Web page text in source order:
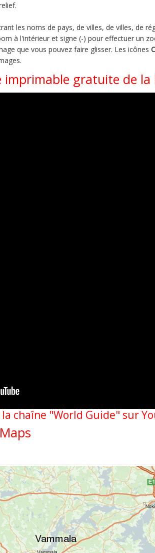
les noms de pays, de villes, de villes, de
à l'intérieur et signe (-) pour effectuer un
que vous pouvez faire glisser. Les icônes
imprimable gratuite de
chaîne "World Guide" sur